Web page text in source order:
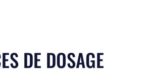
DE DOSAGE